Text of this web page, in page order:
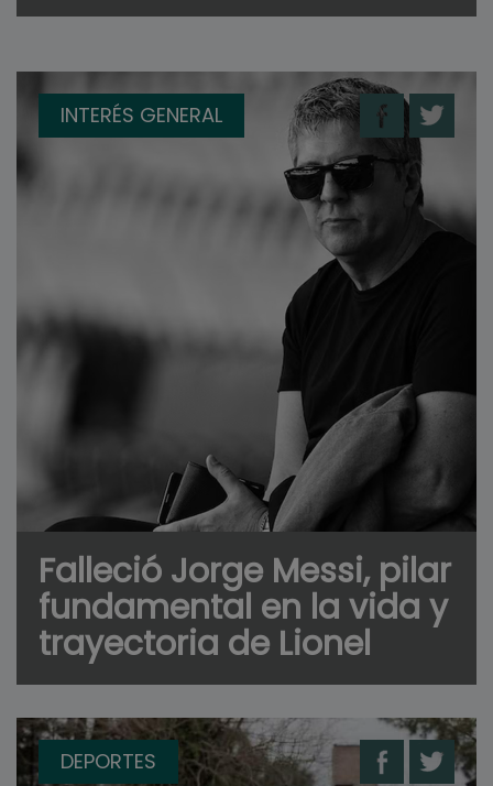
INTERÉS GENERAL
Falleció Jorge Messi, pilar
fundamental en la vida y
trayectoria de Lionel
DEPORTES